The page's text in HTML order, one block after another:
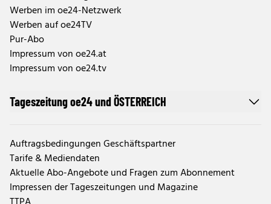
Werben im oe24-Netzwerk
Werben auf oe24TV
Pur-Abo
Impressum von oe24.at
Impressum von oe24.tv
Tageszeitung oe24 und ÖSTERREICH
Auftragsbedingungen Geschäftspartner
Tarife & Mediendaten
Aktuelle Abo-Angebote und Fragen zum Abonnement
Impressen der Tageszeitungen und Magazine